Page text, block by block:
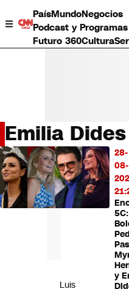
PaísMundoNegocios
Podcast y
Futuro 360Cultura
País
Mundo
Negocios
Deportes
Programas completos
Emilia Dides
28-
08-
y
LO
MÁS
LEÍDO
Luis